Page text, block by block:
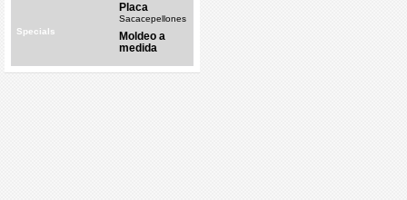
Placa
Sacacepellones
Specials
Moldeo a
medida